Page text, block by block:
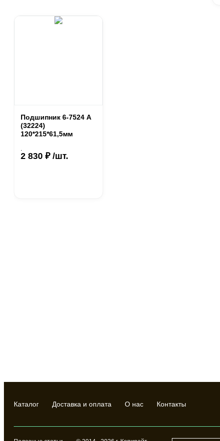
Подшипник 6-7524 А
(32224)
120*215*61,5мм
.
2 830 ₽ /шт.
Каталог Доставка и оплата О нас Контакты